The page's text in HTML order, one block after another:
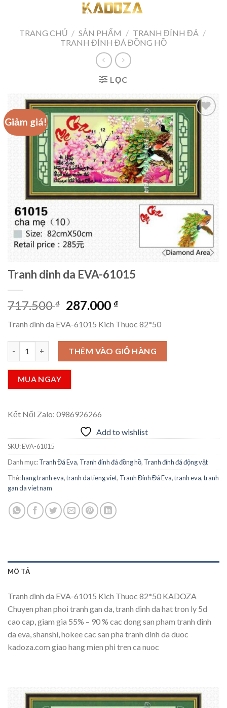
contentTRANG CHỦ / SẢN PHẨM / TRANH ĐÍNH ĐÁ /
TRANH ĐÍNH ĐÁ ĐỒNG HỒ
LỌC
Giảm giá!
Tranh dinh da EVA-61015
717.500₫ Giá
là:
717.500 ₫.
287.000 ₫Giá
tại
là:
287.000 ₫.
Tranh dinh da EVA-61015 Kich Thuoc 82*50
Tranh dinh da EVA-61015 số lượng
THÊM VÀO GIỎ HÀNG
MUA NGAY
Kết Nối Zalo: 0986926266
Add to wishlist
SKU:EVA-61015
Danh mục:Tranh Đá Eva, Tranh đính đá đồng hồ, Tranh đính đá động vật
Thẻ:hang tranh eva,tranh da tieng viet, Tranh Đính Đá Eva,tranh eva,tranh
gan da viet nam
MÔ TẢ
Tranh dinh da EVA-61015 Kich Thuoc 82*50 KADOZA
Chuyen phan phoi tranh gan da, tranh dinh da hat tron ly 5d
cao cap, giam gia 55% – 90 % cac dong san pham tranh dinh
da eva, shanshi, hokee cac san pha tranh dinh da duoc
kadoza.com giao hang mien phi tren ca nuoc